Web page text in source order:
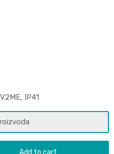
IP41
Add to cart